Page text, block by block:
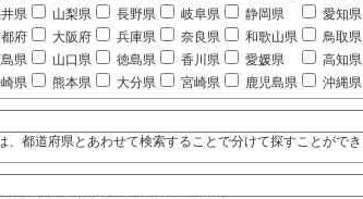
県 山梨県 長野県 岐阜県 静岡県 愛知県
府 大阪府 兵庫県 奈良県 和歌山県 鳥取県
県 山口県 徳島県 香川県 愛媛県 高知県
県 熊本県 大分県 宮崎県 鹿児島県 沖縄県
都道府県とあわせて検索することで分けて探すことができ